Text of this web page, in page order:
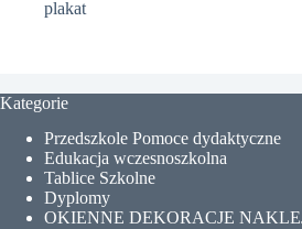
Kategorie
Przedszkole Pomoce dydaktyczne
Edukacja wczesnoszkolna
Tablice Szkolne
Dyplomy
OKIENNE DEKORACJE